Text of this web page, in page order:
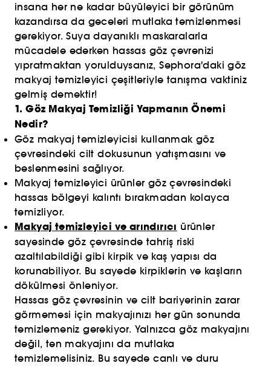
insana her ne kadar büyüleyici bir görünüm
kazandırsa da geceleri mutlaka temizlenmesi
gerekiyor. Suya dayanıklı maskaralarla
mücadele ederken hassas göz çevrenizi
yıpratmaktan yorulduysanız, Sephora'daki göz
makyaj temizleyici çeşitleriyle tanışma vaktiniz
gelmiş demektir!
1. Göz Makyaj Temizliği Yapmanın Önemi
Nedir?
Göz makyaj temizleyicisi kullanmak göz
çevresindeki cilt dokusunun yatışmasını ve
beslenmesini sağlıyor.
Makyaj temizleyici ürünler göz çevresindeki
hassas bölgeyi kalıntı bırakmadan kolayca
temizliyor.
Makyaj temizleyici ve arındırıcı ürünler
sayesinde göz çevresinde tahriş riski
azaltılabildiği gibi kirpik ve kaş yapısı da
korunabiliyor. Bu sayede kirpiklerin ve kaşların
dökülmesi önleniyor.
Hassas göz çevresinin ve cilt bariyerinin zarar
görmemesi için makyajınızı her gün sonunda
temizlemeniz gerekiyor. Yalnızca göz makyajını
değil, ten makyajını da mutlaka
temizlemelisiniz. Bu sayede canlı ve duru